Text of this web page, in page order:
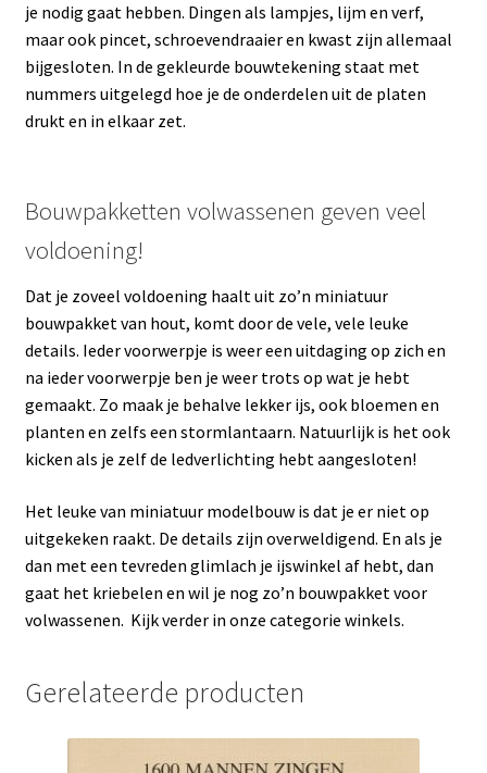
je nodig gaat hebben. Dingen als lampjes, lijm en verf,
maar ook pincet, schroevendraaier en kwast zijn allemaal
bijgesloten. In de gekleurde bouwtekening staat met
nummers uitgelegd hoe je de onderdelen uit de platen
drukt en in elkaar zet.
Bouwpakketten volwassenen geven veel
voldoening!
Dat je zoveel voldoening haalt uit zo’n miniatuur
bouwpakket van hout, komt door de vele, vele leuke
details. Ieder voorwerpje is weer een uitdaging op zich en
na ieder voorwerpje ben je weer trots op wat je hebt
gemaakt. Zo maak je behalve lekker ijs, ook bloemen en
planten en zelfs een stormlantaarn. Natuurlijk is het ook
kicken als je zelf de ledverlichting hebt aangesloten!
Het leuke van miniatuur modelbouw is dat je er niet op
uitgekeken raakt. De details zijn overweldigend. En als je
dan met een tevreden glimlach je ijswinkel af hebt, dan
gaat het kriebelen en wil je nog zo’n bouwpakket voor
volwassenen. Kijk verder in onze categorie winkels.
Gerelateerde producten